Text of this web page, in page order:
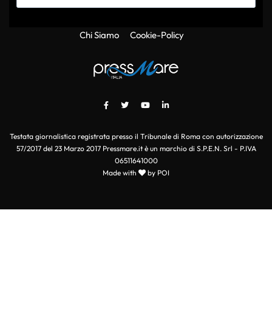
Chi Siamo Cookie-Policy
Testata giornalistica registrata presso il Tribunale di Roma con autorizzazione
57/2017 del 23 Marzo 2017 Pressmare.it è un marchio di S.P.E.N. Srl - P.IVA
06511641000
Made with
by POI